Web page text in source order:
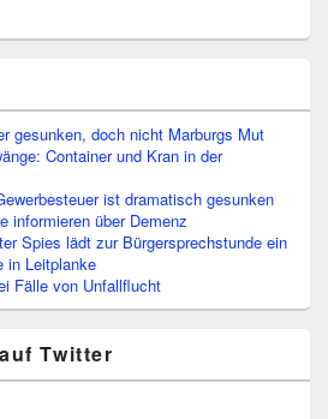
gesunken, doch nicht Marburgs Mut
Container und Kran in der
ist dramatisch gesunken
informieren über Demenz
Spies lädt zur Bürgersprechstunde ein
in Leitplanke
Fälle von Unfallflucht
Twitter